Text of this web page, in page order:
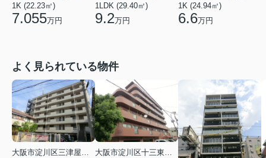
1K (22.23㎡)
7.055万円
1LDK (29.40㎡)
9.2万円
1K (24.94㎡)
6.6万円
よく見られている物件